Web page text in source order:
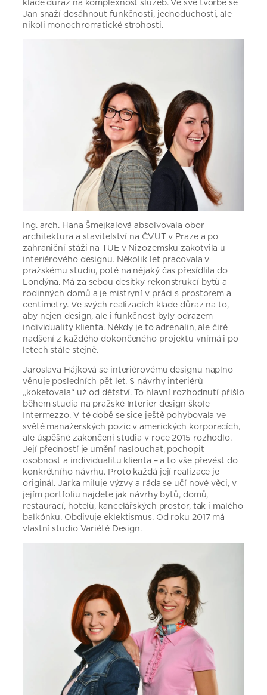
klade důraz na komplexnost služeb. Ve své tvorbě se
Jan snaží dosáhnout funkčnosti, jednoduchosti, ale
nikoli monochromatické strohosti.
Ing. arch. Hana Šmejkalová absolvovala obor
architektura a stavitelství na ČVUT v Praze a po
zahraniční stáži na TUE v Nizozemsku zakotvila u
interiérového designu. Několik let pracovala v
pražskému studiu, poté na nějaký čas přesídlila do
Londýna. Má za sebou desítky rekonstrukcí bytů a
rodinných domů a je mistryní v práci s prostorem a
centimetry. Ve svých realizacích klade důraz na to,
aby nejen design, ale i funkčnost byly odrazem
individuality klienta. Někdy je to adrenalin, ale čiré
nadšení z každého dokončeného projektu vnímá i po
letech stále stejně.
Jaroslava Hájková se interiérovému designu naplno
věnuje posledních pět let. S návrhy interiérů
„koketovala“ už od dětství. To hlavní rozhodnutí přišlo
během studia na pražské Interier design škole
Intermezzo. V té době se sice ještě pohybovala ve
světě manažerských pozic v amerických korporacích,
ale úspěšné zakončení studia v roce 2015 rozhodlo.
Její předností je umění naslouchat, pochopit
osobnost a individualitu klienta – a to vše převést do
konkrétního návrhu. Proto každá její realizace je
originál. Jarka miluje výzvy a ráda se učí nové věci, v
jejím portfoliu najdete jak návrhy bytů, domů,
restaurací, hotelů, kancelářských prostor, tak i malého
balkónku. Obdivuje eklektismus. Od roku 2017 má
vlastní studio Variété Design.